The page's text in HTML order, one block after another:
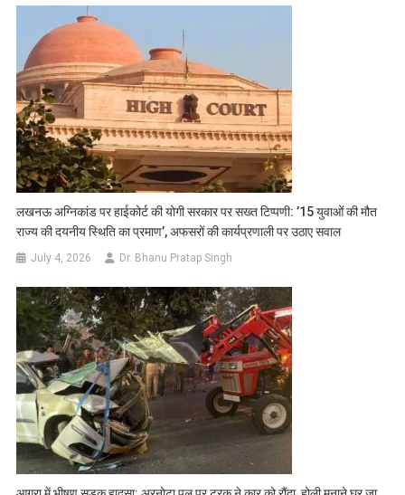
लखनऊ अग्निकांड पर हाईकोर्ट की योगी सरकार पर सख्त टिप्पणी: ’15 युवाओं की मौत
राज्य की दयनीय स्थिति का प्रमाण’, अफसरों की कार्यप्रणाली पर उठाए सवाल
July 4, 2026 Dr. Bhanu Pratap Singh